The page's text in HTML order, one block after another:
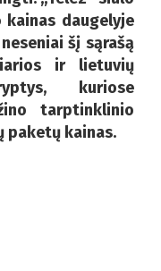
daugelyje
šį sąrašą
ir lietuvių
kuriose
tarptinklinio
paketų kainas.